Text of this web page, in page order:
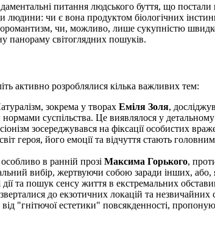
питання людського буття, що
чи є вона продуктом біологічних
чи, можливо, лише сукупністю
панораму світоглядних пошуків.
активно розроблялися кілька важливих тем:
зокрема у творах Еміля Золя,
суспільства. Це виявлялося у детальному
зосереджувався на фіксації особистих
героя, його емоції та відчуття стають
в ранній прозі Максима Горького,
вибір, жертвуючи собою заради інших, або,
та пошук сенсу життя в екстремальних
до екзотичних локацій та незвичайних
"гнітючої естетики" повсякденності,